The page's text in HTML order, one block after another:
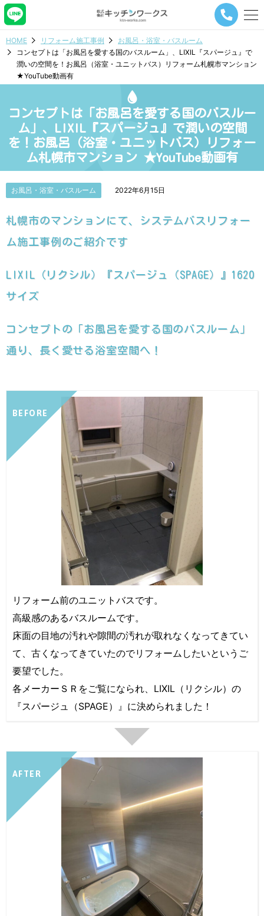
メ
ー
ナ
ゲ
ョ
タ
HOME リフォーム施工事例
お風呂・浴室・バスルーム
コンセプトは「お風呂を愛する国のバスルーム」、LIXIL『スパージュ』で
潤いの空間を！お風呂（浴室・ユニットバス）リフォーム札幌市マンション
★YouTube動画有
コンセプトは「お風呂を愛する国のバスルー
ム」、LIXIL『スパージュ』で潤いの空間
を！お風呂（浴室・ユニットバス）リフォー
ム札幌市マンション ★YouTube動画有
お風呂・浴室・バスルーム 2022年6月15日
札幌市のマンションにて、システムバスリフォー
ム施工事例のご紹介です
LIXIL（リクシル）『スパージュ（SPAGE）』1620
サイズ
コンセプトの「お風呂を愛する国のバスルーム」
通り、長く愛せる浴室空間へ！
BEFORE
リフォーム前のユニットバスです。
高級感のあるバスルームです。
床面の目地の汚れや隙間の汚れが取れなくなってきてい
て、古くなってきていたのでリフォームしたいというご
要望でした。
各メーカーＳＲをご覧になられ、LIXIL（リクシル）の
『スパージュ（SPAGE）』に決められました！
AFTER